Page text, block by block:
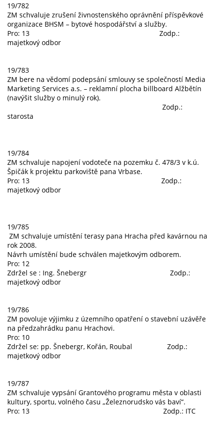
19/782
ZM schvaluje zrušení živnostenského oprávnění příspěvkové
organizace BHSM – bytové hospodářství a služby.
Pro: 13 Zodp.:
majetkový odbor
19/783
ZM bere na vědomí podepsání smlouvy se společností Media
Marketing Services a.s. – reklamní plocha billboard Alžbětín
(navýšit služby o minulý rok).
Zodp.:
starosta
19/784
ZM schvaluje napojení vodoteče na pozemku č. 478/3 v k.ú.
Špičák k projektu parkoviště pana Vrbase.
Pro: 13 Zodp.:
majetkový odbor
19/785
ZM schvaluje umístění terasy pana Hracha před kavárnou na
rok 2008.
Návrh umístění bude schválen majetkovým odborem.
Pro: 12
Zdržel se : Ing. Šnebergr Zodp.:
majetkový odbor
19/786
ZM povoluje výjimku z územního opatření o stavební uzávěře
na předzahrádku panu Hrachovi.
Pro: 10
Zdržel se: pp. Šnebergr, Kořán, Roubal Zodp.:
majetkový odbor
19/787
ZM schvaluje vypsání Grantového programu města v oblasti
kultury, sportu, volného času „Železnorudsko vás baví“.
Pro: 13 Zodp.: ITC